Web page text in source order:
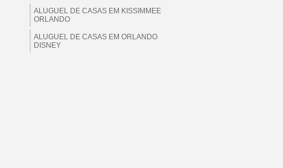
ALUGUEL DE CASAS EM KISSIMMEE
ORLANDO
ALUGUEL DE CASAS EM ORLANDO
DISNEY